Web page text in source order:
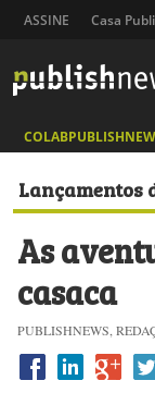
ASSINE Casa
Lançamentos
As
casaca
PUBLISHNEWS,